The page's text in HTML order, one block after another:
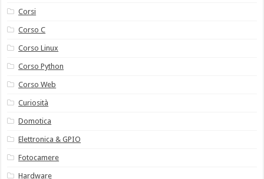
Corsi
Corso C
Corso Linux
Corso Python
Corso Web
Curiosità
Domotica
Elettronica & GPIO
Fotocamere
Hardware